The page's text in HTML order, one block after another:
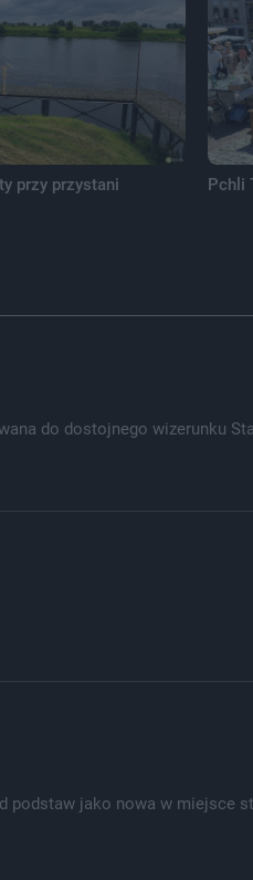
przy przystani Pchli
do dostojnego wizerunku
jako nowa w miejsce